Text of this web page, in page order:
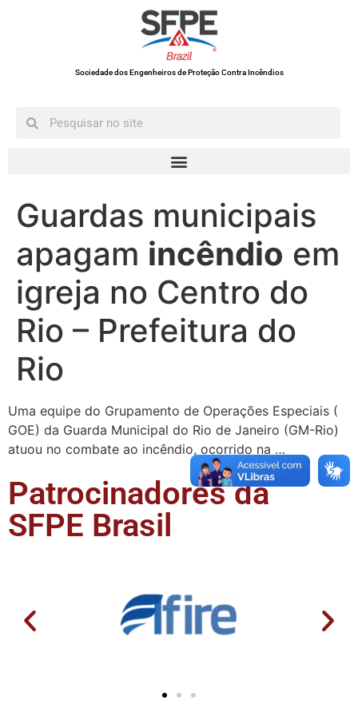
Sociedade dos Engenheiros de Proteção Contra Incêndios
Guardas municipais
apagam incêndio em
igreja no Centro do
Rio – Prefeitura do
Rio
Uma equipe do Grupamento de Operações Especiais (
GOE) da Guarda Municipal do Rio de Janeiro (GM-Rio)
atuou no combate ao incêndio, ocorrido na …
Patrocinadores da
SFPE Brasil